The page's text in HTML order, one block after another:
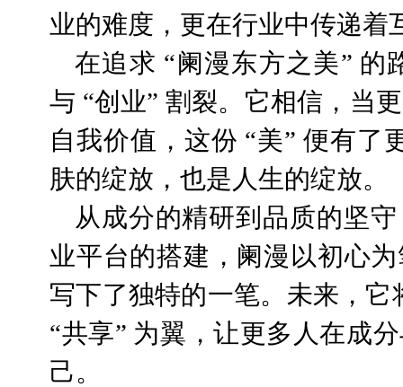
业的难度，更在行业中传递着
在追求 “阑漫东方之美” 的
与 “创业” 割裂。它相信，当
自我价值，这份 “美” 便有
肤的绽放，也是人生的绽放。
从成分的精研到品质的坚
业平台的搭建，阑漫以初心
写下了独特的一笔。未来，它
“共享” 为翼，让更多人在成
己。